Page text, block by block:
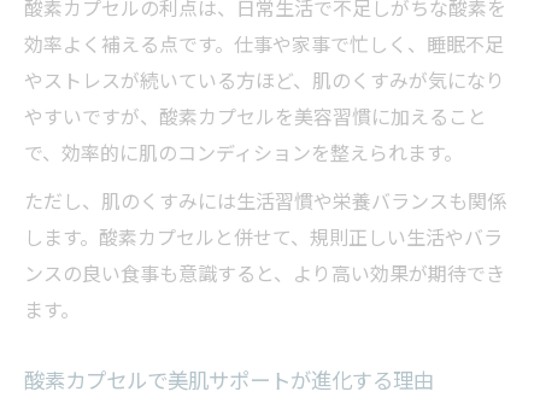
酸素カプセルの利点は、日常生活で不足しがちな酸素を
効率よく補える点です。仕事や家事で忙しく、睡眠不足
やストレスが続いている方ほど、肌のくすみが気になり
やすいですが、酸素カプセルを美容習慣に加えること
で、効率的に肌のコンディションを整えられます。
ただし、肌のくすみには生活習慣や栄養バランスも関係
します。酸素カプセルと併せて、規則正しい生活やバラ
ンスの良い食事も意識すると、より高い効果が期待でき
ます。
酸素カプセルで美肌サポートが進化する理由